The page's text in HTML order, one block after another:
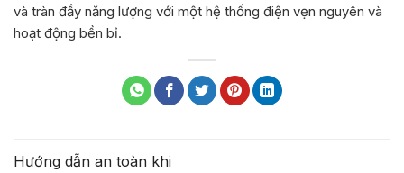
và tràn đầy năng lượng với một hệ thống điện vẹn nguyên và
hoạt động bền bỉ.
Hướng dẫn an toàn khi